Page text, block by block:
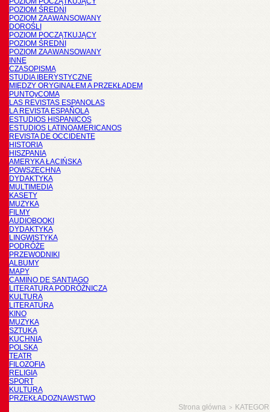
POZIOM ŚREDNI
POZIOM ZAAWANSOWANY
DOROŚLI
POZIOM POCZĄTKUJĄCY
POZIOM ŚREDNI
POZIOM ZAAWANSOWANY
INNE
CZASOPISMA
STUDIA IBERYSTYCZNE
MIĘDZY ORYGINAŁEM A PRZEKŁADEM
PUNTOyCOMA
LAS REVISTAS ESPANOLAS
LA REVISTA ESPAÑOLA
ESTUDIOS HISPANICOS
ESTUDIOS LATINOAMERICANOS
REVISTA DE OCCIDENTE
HISTORIA
HISZPANIA
AMERYKA ŁACIŃSKA
POWSZECHNA
DYDAKTYKA
MULTIMEDIA
KASETY
MUZYKA
FILMY
AUDIOBOOKI
DYDAKTYKA
LINGWISTYKA
PODRÓŻE
PRZEWODNIKI
ALBUMY
MAPY
CAMINO DE SANTIAGO
LITERATURA PODRÓŻNICZA
KULTURA
LITERATURA
KINO
MUZYKA
SZTUKA
KUCHNIA
POLSKA
TEATR
FILOZOFIA
RELIGIA
SPORT
KULTURA
PRZEKŁADOZNAWSTWO
Strona główna >